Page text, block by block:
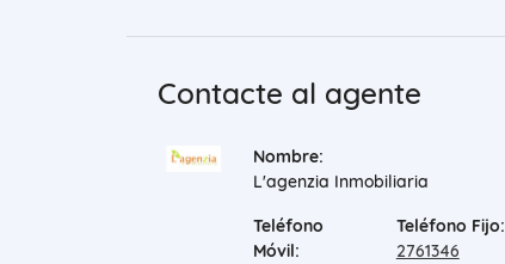
Contacte al agente
Nombre:
L'agenzia Inmobiliaria
Teléfono
Móvil:
Teléfono Fijo:
2761346